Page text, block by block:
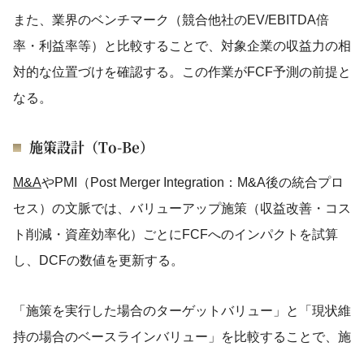
また、業界のベンチマーク（競合他社のEV/EBITDA倍
率・利益率等）と比較することで、対象企業の収益力の相
対的な位置づけを確認する。この作業がFCF予測の前提と
なる。
施策設計（To-Be）
M&AやPMI（Post Merger Integration：M&A後の統合プロ
セス）の文脈では、バリューアップ施策（収益改善・コス
ト削減・資産効率化）ごとにFCFへのインパクトを試算
し、DCFの数値を更新する。
「施策を実行した場合のターゲットバリュー」と「現状維
持の場合のベースラインバリュー」を比較することで、施